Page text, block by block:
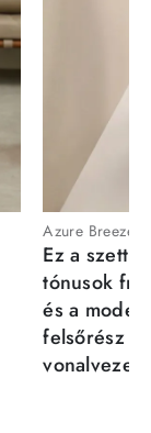
Azure Breeze
Ez a szett
tónusok
és a
felsőrész